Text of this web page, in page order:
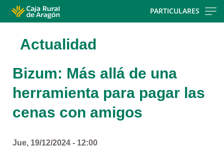
PARTICULARES
Actualidad
Bizum: Más allá de una
herramienta para pagar las
cenas con amigos
Jue, 19/12/2024 - 12:00